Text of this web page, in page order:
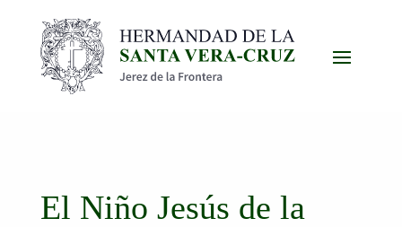
El Niño Jesús de la